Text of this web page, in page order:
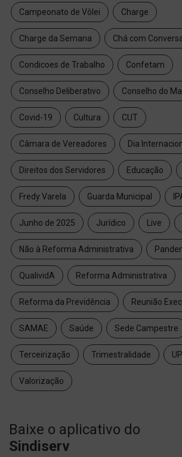
Campeonato de Vôlei Charge
Charge da Semana Chá com
Condicoes de Trabalho Confetam
Conselho Deliberativo Conselho do
Covid-19 Cultura CUT
Câmara de Vereadores Dia
Direitos dos Servidores Educação
Fredy Varela Guarda Municipal
Junho de 2025 Jurídico Live
Não à Reforma Administrativa
QualividA Reforma Administrativa
Reforma da Previdência Reunião
SAMAE Saúde Sede Campestre
Terceirização Trimestralidade
Valorização
Baixe o aplicativo do
Sindiserv